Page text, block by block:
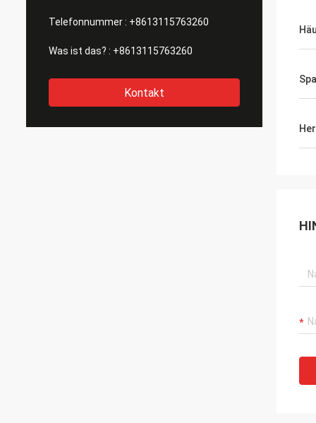
Telefonnummer : +8613115763260
Was ist das? : +8613115763260
Kontakt